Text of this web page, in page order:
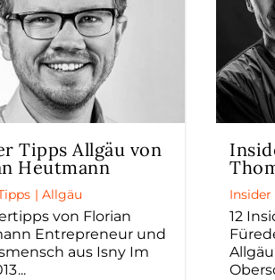
Tipps Allgäu von
Heutmann
|Allgäu
von Florian
Entrepreneur und
aus Isny Im
Insider
12